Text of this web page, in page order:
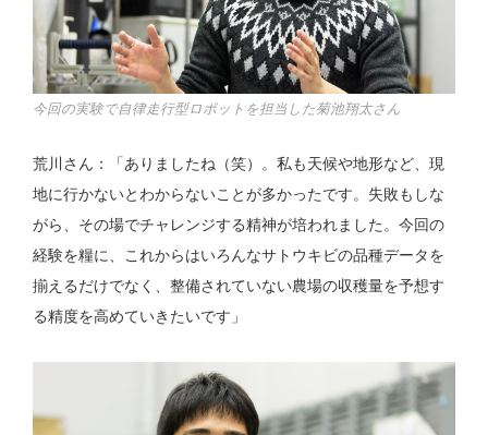
今回の実験で自律走行型ロボットを担当した菊池翔太さん
荒川さん：「ありましたね（笑）。私も天候や地形など、現
地に行かないとわからないことが多かったです。失敗もしな
がら、その場でチャレンジする精神が培われました。今回の
経験を糧に、これからはいろんなサトウキビの品種データを
揃えるだけでなく、整備されていない農場の収穫量を予想す
る精度を高めていきたいです」